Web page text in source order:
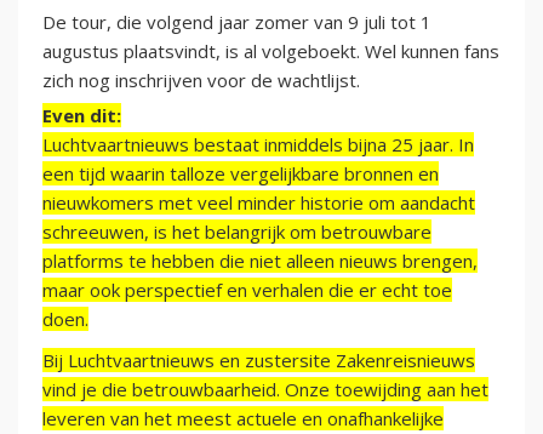
De tour, die volgend jaar zomer van 9 juli tot 1
augustus plaatsvindt, is al volgeboekt. Wel kunnen fans
zich nog inschrijven voor de wachtlijst.
Even dit:
Luchtvaartnieuws bestaat inmiddels bijna 25 jaar. In
een tijd waarin talloze vergelijkbare bronnen en
nieuwkomers met veel minder historie om aandacht
schreeuwen, is het belangrijk om betrouwbare
platforms te hebben die niet alleen nieuws brengen,
maar ook perspectief en verhalen die er echt toe
doen.
Bij Luchtvaartnieuws en zustersite Zakenreisnieuws
vind je die betrouwbaarheid. Onze toewijding aan het
leveren van het meest actuele en onafhankelijke